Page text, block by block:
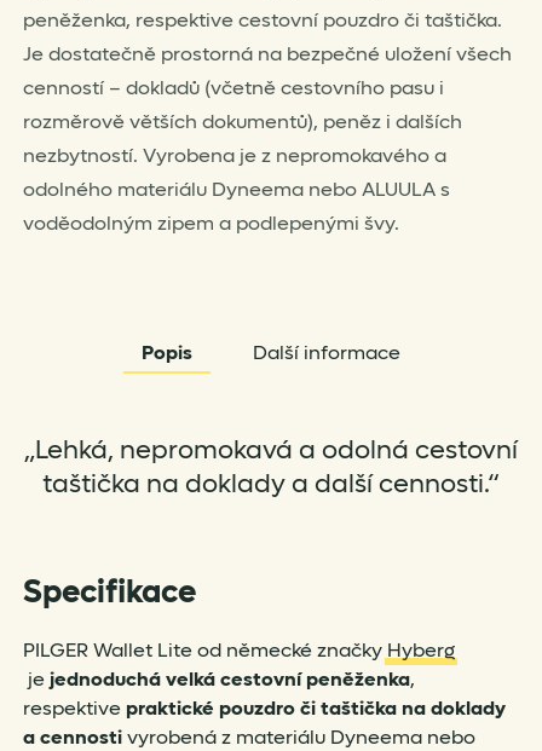
peněženka, respektive cestovní pouzdro či taštička.
Je dostatečně prostorná na bezpečné uložení všech
cenností – dokladů (včetně cestovního pasu i
rozměrově větších dokumentů), peněz i dalších
nezbytností. Vyrobena je z nepromokavého a
odolného materiálu Dyneema nebo ALUULA s
voděodolným zipem a podlepenými švy.
Popis Další informace
„Lehká, nepromokavá a odolná cestovní
taštička na doklady a další cennosti.“
Specifikace
PILGER Wallet Lite od německé značky Hyberg
jejednoduchá velká cestovní peněženka,
respektivepraktické pouzdro či taštička na doklady
a cennostivyrobená z materiálu Dyneema nebo